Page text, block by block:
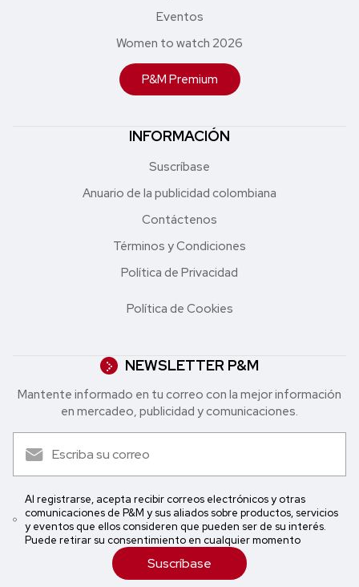
Eventos
Women to watch 2026
P&M Premium
INFORMACIÓN
Suscríbase
Anuario de la publicidad colombiana
Contáctenos
Términos y Condiciones
Política de Privacidad
Política de Cookies
NEWSLETTER P&M
Mantente informado en tu correo con la mejor in formación
en mercadeo, publicidad y comunicaciones.
Al registrarse, acepta recibir correos electrónicos y otras
comunicaciones de P&M y sus aliados sobre productos, servicios
y eventos que ellos consideren que pueden ser de su interés.
Puede retirar su consentimiento en cualquier momento
Suscríbase